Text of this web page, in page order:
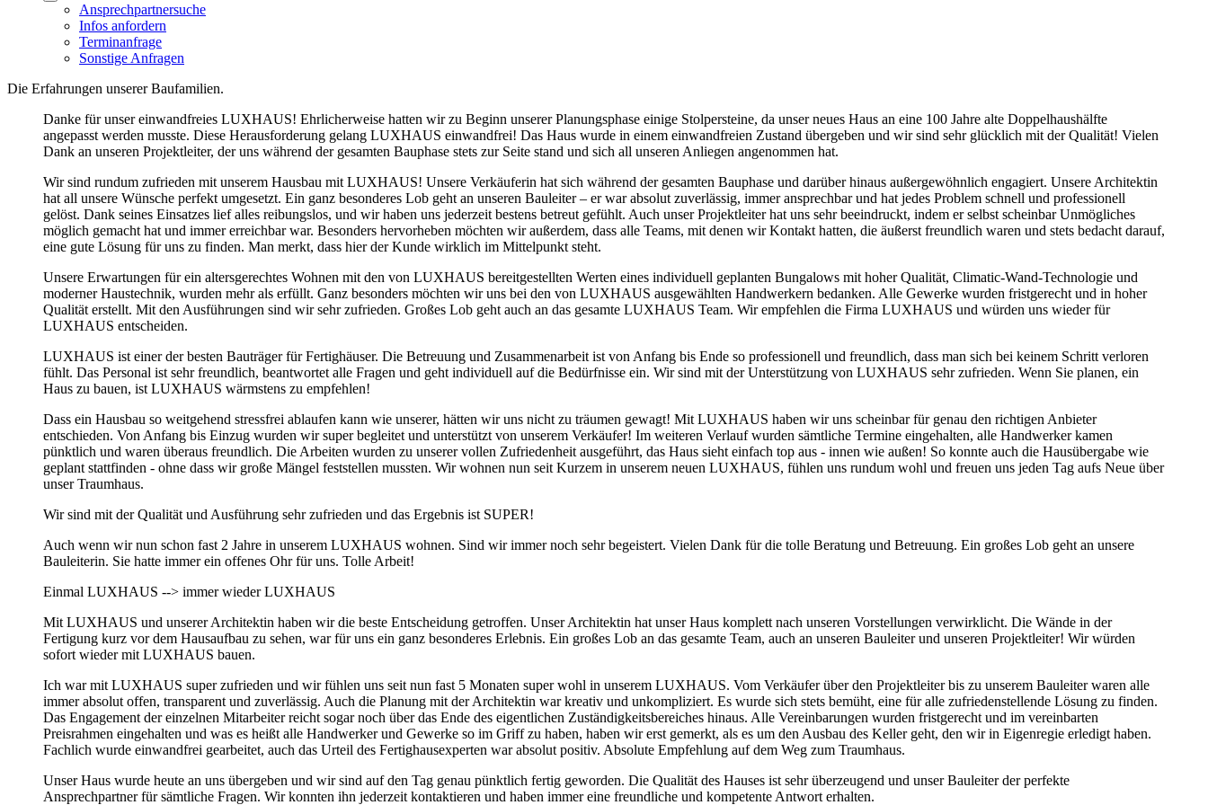
Ansprechpartnersuche
Infos anfordern
Terminanfrage
Sonstige Anfragen
Die Erfahrungen unserer Baufamilien.
Danke für unser einwandfreies LUXHAUS! Ehrlicherweise hatten wir zu Beginn unserer Planungsphase einige Stolpersteine, da unser neues Haus an eine 100 Jahre alte Doppelhaushälfte
angepasst werden musste. Diese Herausforderung gelang LUXHAUS einwandfrei! Das Haus wurde in einem einwandfreien Zustand übergeben und wir sind sehr glücklich mit der Qualität! Vielen
Dank an unseren Projektleiter, der uns während der gesamten Bauphase stets zur Seite stand und sich all unseren Anliegen angenommen hat.
Wir sind rundum zufrieden mit unserem Hausbau mit LUXHAUS! Unsere Verkäuferin hat sich während der gesamten Bauphase und darüber hinaus außergewöhnlich engagiert. Unsere Architektin
hat all unsere Wünsche perfekt umgesetzt. Ein ganz besonderes Lob geht an unseren Bauleiter – er war absolut zuverlässig, immer ansprechbar und hat jedes Problem schnell und professionell
gelöst. Dank seines Einsatzes lief alles reibungslos, und wir haben uns jederzeit bestens betreut gefühlt. Auch unser Projektleiter hat uns sehr beeindruckt, indem er selbst scheinbar Unmögliches
möglich gemacht hat und immer erreichbar war. Besonders hervorheben möchten wir außerdem, dass alle Teams, mit denen wir Kontakt hatten, die äußerst freundlich waren und stets bedacht darauf,
eine gute Lösung für uns zu finden. Man merkt, dass hier der Kunde wirklich im Mittelpunkt steht.
Unsere Erwartungen für ein altersgerechtes Wohnen mit den von LUXHAUS bereitgestellten Werten eines individuell geplanten Bungalows mit hoher Qualität, Climatic-Wand-Technologie und
moderner Haustechnik, wurden mehr als erfüllt. Ganz besonders möchten wir uns bei den von LUXHAUS ausgewählten Handwerkern bedanken. Alle Gewerke wurden fristgerecht und in hoher
Qualität erstellt. Mit den Ausführungen sind wir sehr zufrieden. Großes Lob geht auch an das gesamte LUXHAUS Team. Wir empfehlen die Firma LUXHAUS und würden uns wieder für
LUXHAUS entscheiden.
LUXHAUS ist einer der besten Bauträger für Fertighäuser. Die Betreuung und Zusammenarbeit ist von Anfang bis Ende so professionell und freundlich, dass man sich bei keinem Schritt verloren
fühlt. Das Personal ist sehr freundlich, beantwortet alle Fragen und geht individuell auf die Bedürfnisse ein. Wir sind mit der Unterstützung von LUXHAUS sehr zufrieden. Wenn Sie planen, ein
Haus zu bauen, ist LUXHAUS wärmstens zu empfehlen!
Dass ein Hausbau so weitgehend stressfrei ablaufen kann wie unserer, hätten wir uns nicht zu träumen gewagt! Mit LUXHAUS haben wir uns scheinbar für genau den richtigen Anbieter
entschieden. Von Anfang bis Einzug wurden wir super begleitet und unterstützt von unserem Verkäufer! Im weiteren Verlauf wurden sämtliche Termine eingehalten, alle Handwerker kamen
pünktlich und waren überaus freundlich. Die Arbeiten wurden zu unserer vollen Zufriedenheit ausgeführt, das Haus sieht einfach top aus - innen wie außen! So konnte auch die Hausübergabe wie
geplant stattfinden - ohne dass wir große Mängel feststellen mussten. Wir wohnen nun seit Kurzem in unserem neuen LUXHAUS, fühlen uns rundum wohl und freuen uns jeden Tag aufs Neue über
unser Traumhaus.
Wir sind mit der Qualität und Ausführung sehr zufrieden und das Ergebnis ist SUPER!
Auch wenn wir nun schon fast 2 Jahre in unserem LUXHAUS wohnen. Sind wir immer noch sehr begeistert. Vielen Dank für die tolle Beratung und Betreuung. Ein großes Lob geht an unsere
Bauleiterin. Sie hatte immer ein offenes Ohr für uns. Tolle Arbeit!
Einmal LUXHAUS --> immer wieder LUXHAUS
Mit LUXHAUS und unserer Architektin haben wir die beste Entscheidung getroffen. Unser Architektin hat unser Haus komplett nach unseren Vorstellungen verwirklicht. Die Wände in der
Fertigung kurz vor dem Hausaufbau zu sehen, war für uns ein ganz besonderes Erlebnis. Ein großes Lob an das gesamte Team, auch an unseren Bauleiter und unseren Projektleiter! Wir würden
sofort wieder mit LUXHAUS bauen.
Ich war mit LUXHAUS super zufrieden und wir fühlen uns seit nun fast 5 Monaten super wohl in unserem LUXHAUS. Vom Verkäufer über den Projektleiter bis zu unserem Bauleiter waren alle
immer absolut offen, transparent und zuverlässig. Auch die Planung mit der Architektin war kreativ und unkompliziert. Es wurde sich stets bemüht, eine für alle zufriedenstellende Lösung zu finden.
Das Engagement der einzelnen Mitarbeiter reicht sogar noch über das Ende des eigentlichen Zuständigkeitsbereiches hinaus. Alle Vereinbarungen wurden fristgerecht und im vereinbarten
Preisrahmen eingehalten und was es heißt alle Handwerker und Gewerke so im Griff zu haben, haben wir erst gemerkt, als es um den Ausbau des Keller geht, den wir in Eigenregie erledigt haben.
Fachlich wurde einwandfrei gearbeitet, auch das Urteil des Fertighausexperten war absolut positiv. Absolute Empfehlung auf dem Weg zum Traumhaus.
Unser Haus wurde heute an uns übergeben und wir sind auf den Tag genau pünktlich fertig geworden. Die Qualität des Hauses ist sehr überzeugend und unser Bauleiter der perfekte
Ansprechpartner für sämtliche Fragen. Wir konnten ihn jederzeit kontaktieren und haben immer eine freundliche und kompetente Antwort erhalten.